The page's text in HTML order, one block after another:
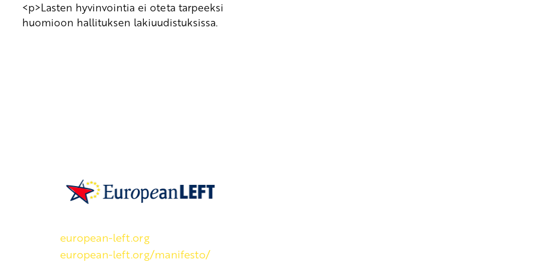
<p>Lasten hyvinvointia ei oteta tarpeeksi
huomioon hallituksen lakiuudistuksissa.
european-left.org
european-left.org/manifesto/